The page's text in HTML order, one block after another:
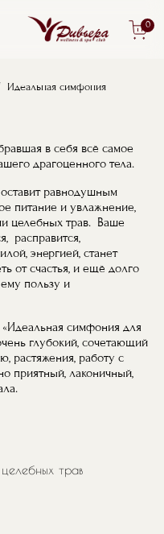
0
Идеальная симфония
в себя всё самое
драгоценного тела.
равнодушным
питание и увлажнение,
целебных трав. Ваше
расправится,
энергией, станет
от счастья, и ещё долго
пользу и
симфония для
глубокий, сочетающий
растяжения, работу с
приятный, лаконичный,
трав